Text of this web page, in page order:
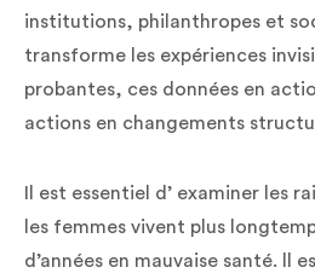
institutions, philanthropes et
transforme les expériences
probantes, ces données en
actions en changements
Il est essentiel d’ examiner les
les femmes vivent plus
d’années en mauvaise santé. ll